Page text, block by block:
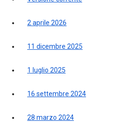
2 aprile 2026
11 dicembre 2025
1 luglio 2025
16 settembre 2024
28 marzo 2024